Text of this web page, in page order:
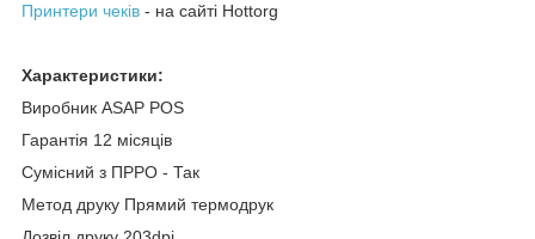
Принтери чеків - на сайті Hottorg
Характеристики:
Виробник ASAP POS
Гарантія 12 місяців
Сумісний з ПРРО - Так
Метод друку Прямий термодрук